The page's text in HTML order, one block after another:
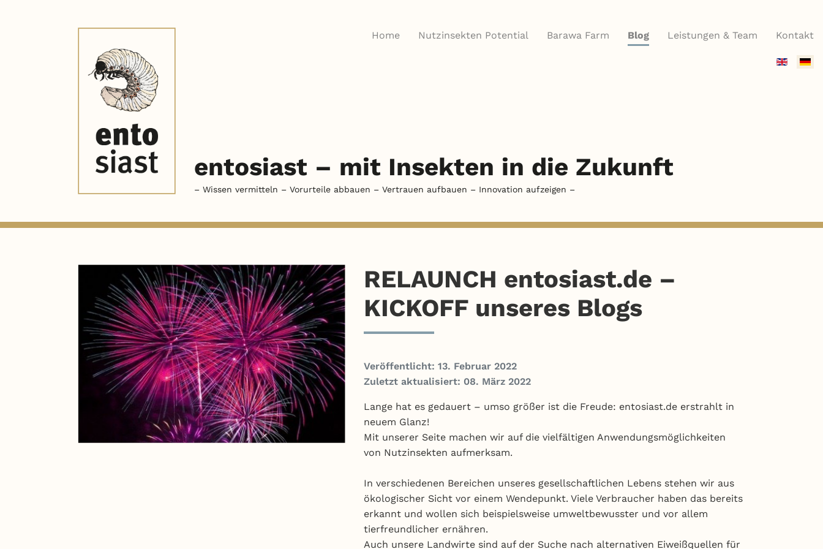
Home Nutzinsekten Potential Barawa Farm Blog Leistungen & Team Kontakt
Sprache
entosiast – mit Insekten in die Zukunft
– Wissen vermitteln – Vorurteile abbauen – Vertrauen aufbauen – Innovation aufzeigen –
RELAUNCH entosiast.de –
KICKOFF unseres Blogs
Veröffentlicht: 13. Februar 2022
Zuletzt aktualisiert: 08. März 2022
Lange hat es gedauert – umso größer ist die Freude: entosiast.de erstrahlt in
neuem Glanz!
Mit unserer Seite machen wir auf die vielfältigen Anwendungsmöglichkeiten
von Nutzinsekten aufmerksam.
In verschiedenen Bereichen unseres gesellschaftlichen Lebens stehen wir aus
ökologischer Sicht vor einem Wendepunkt. Viele Verbraucher haben das bereits
erkannt und wollen sich beispielsweise umweltbewusster und vor allem
tierfreundlicher ernähren.
Auch unsere Landwirte sind auf der Suche nach alternativen Eiweißquellen für